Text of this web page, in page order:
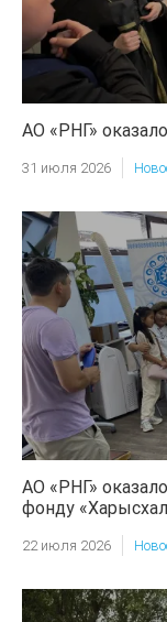
АО «РНГ»
31 июля 2026
АО «РНГ»
фонду
22 июля 2026